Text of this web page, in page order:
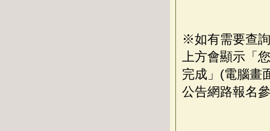
※如有需要查
上方會顯示「
完成」(電腦畫
公告網路報名